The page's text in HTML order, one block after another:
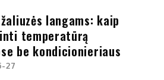
langams: kaip
temperatūrą
be kondicionieriaus
27